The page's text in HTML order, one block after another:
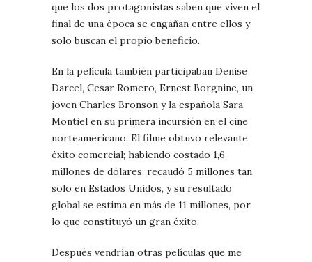
que los dos protagonistas saben que viven el
final de una época se engañan entre ellos y
solo buscan el propio beneficio.
En la película también participaban Denise
Darcel, Cesar Romero, Ernest Borgnine, un
joven Charles Bronson y la española Sara
Montiel en su primera incursión en el cine
norteamericano. El filme obtuvo relevante
éxito comercial; habiendo costado 1,6
millones de dólares, recaudó 5 millones tan
solo en Estados Unidos, y su resultado
global se estima en más de 11 millones, por
lo que constituyó un gran éxito.
Después vendrían otras películas que me